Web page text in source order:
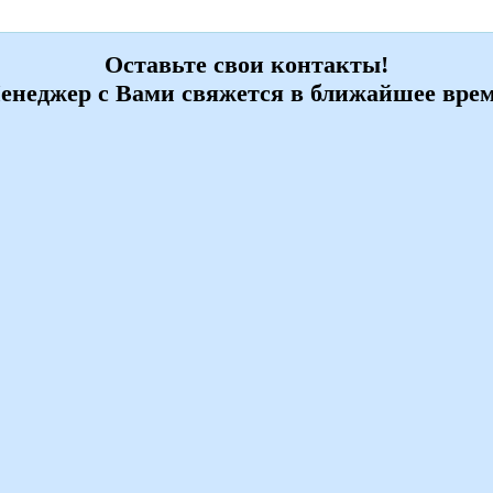
Оставьте свои контакты!
с Вами свяжется в ближайшее